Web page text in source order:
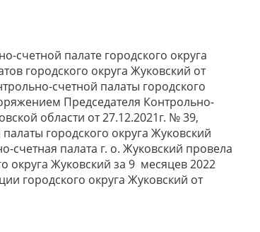
счетной палате городского округа
городского округа Жуковский от
счетной палаты городского
Председателя Контрольно-
области от 27.12.2021г. № 39,
городского округа Жуковский
счетная палата г. о. Жуковский провела
округа Жуковский за 9 месяцев 2022
городского округа Жуковский от